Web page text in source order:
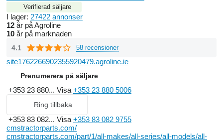
Verifierad säljare
I lager: 27422 annonser
12 år på Agroline
10 år på marknaden
4.1 58 recensioner
site1762266902355920479.agroline.ie
Prenumerera på säljare
+353 23 880... Visa +353 23 880 5006
Ring tillbaka
+353 83 082... Visa +353 83 082 9755
cmstractorparts.com/
cmstractorparts.com/part/1/all-makes/all-series/all-models/all-